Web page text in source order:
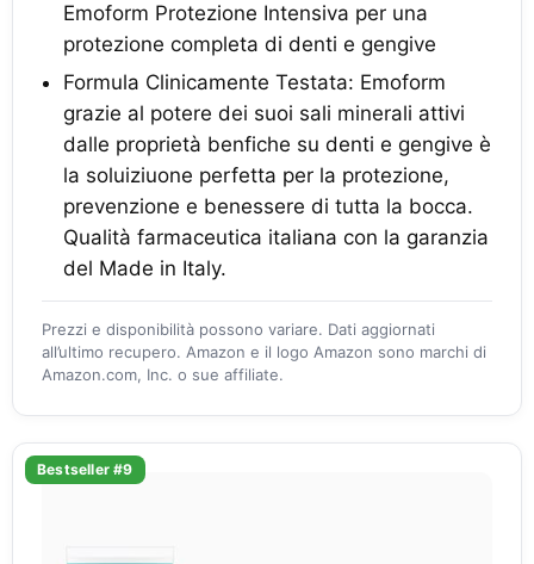
Emoform Protezione Intensiva per una
protezione completa di denti e gengive
Formula Clinicamente Testata: Emoform
grazie al potere dei suoi sali minerali attivi
dalle proprietà benfiche su denti e gengive è
la soluiziuone perfetta per la protezione,
prevenzione e benessere di tutta la bocca.
Qualità farmaceutica italiana con la garanzia
del Made in Italy.
Prezzi e disponibilità possono variare. Dati aggiornati
all’ultimo recupero. Amazon e il logo Amazon sono marchi di
Amazon.com, Inc. o sue affiliate.
Bestseller #9